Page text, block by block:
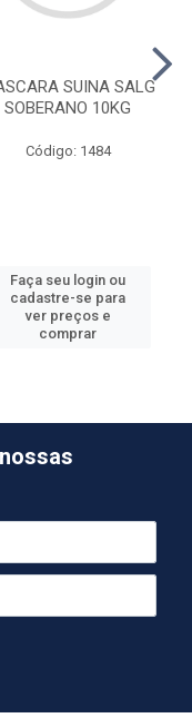
SUINA SALG
SOBERANO 10KG
Código: 1484
Faça seu login ou
cadastre-se para
ver preços e
comprar